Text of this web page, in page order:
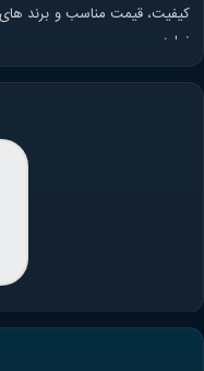
کیفیت، قیمت مناسب و برند
نماید.